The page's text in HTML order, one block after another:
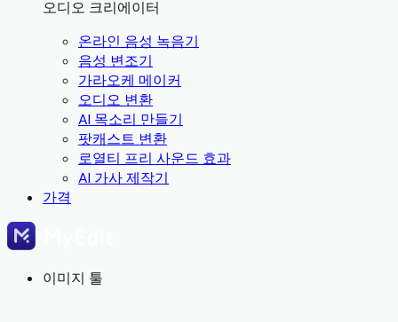
오디오 크리에이터
온라인 음성 녹음기
음성 변조기
가라오케 메이커
오디오 변환
AI 목소리 만들기
팟캐스트 변환
로열티 프리 사운드 효과
AI 가사 제작기
가격
이미지 툴